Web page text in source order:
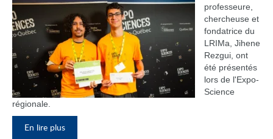
professeure,
chercheuse et
fondatrice du
LRIMa, Jihene
Rezgui, ont
été présentés
lors de l'Expo-
Science
régionale.
En lire plus